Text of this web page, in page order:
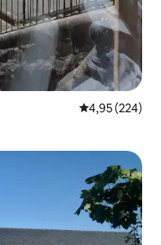
Gemiddelde
4,95 (224)